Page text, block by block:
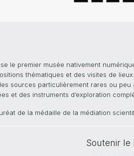
le premier musée nativement
thématiques et des visites de
sources particulièrement rares ou
et des instruments d’exploration
de la médaille de la médiation
Soutenir le